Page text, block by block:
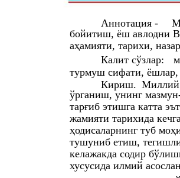
Аннотация -
бойитиш, ёш авлодни
аҳамияти, тарихи,
Калит сўзлар:
турмуш сифати, ёшлар,
Кириш. Миллий
ўрганиш, унинг
тарғиб этишга катта
жамияти тарихида
ҳодисаларнинг туб
тушуниб етиш,
келажакда содир
хусусида илмий